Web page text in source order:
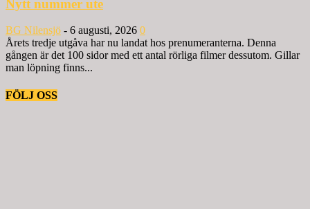
Nytt nummer ute
BG Nilensjö - 6 augusti, 2026 0
Årets tredje utgåva har nu landat hos prenumeranterna. Denna
gången är det 100 sidor med ett antal rörliga filmer dessutom. Gillar
man löpning finns...
FÖLJ OSS